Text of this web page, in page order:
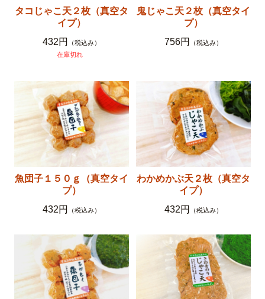
タコじゃこ天２枚（真空タ
イプ）
432円
（税込み）
在庫切れ
鬼じゃこ天２枚（真空タイ
プ）
756円
（税込み）
魚団子１５０ｇ（真空タイ
プ）
432円
（税込み）
わかめかぶ天２枚（真空タ
イプ）
432円
（税込み）